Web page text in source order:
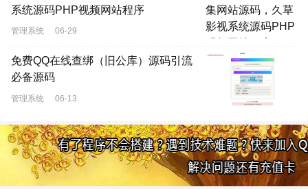
系统源码PHP视频网站程序
管理系统 06-29
免费QQ在线查绑（旧公库）源码引流
必备源码
管理系统 06-13